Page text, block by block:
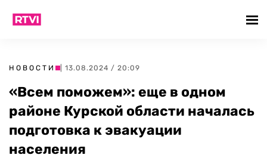
НОВОСТИ | 13.08.2024 / 20:09
«Всем поможем»: еще в одном
районе Курской области началась
подготовка к эвакуации
населения